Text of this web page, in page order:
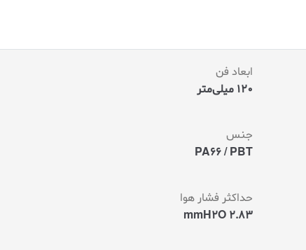
س
ا
م
م
ش
ی
ابعاد فن
120 میلی‌متر
جنس
PA66 / PBT
حداکثر فشار هوا
2.83 mmH2O